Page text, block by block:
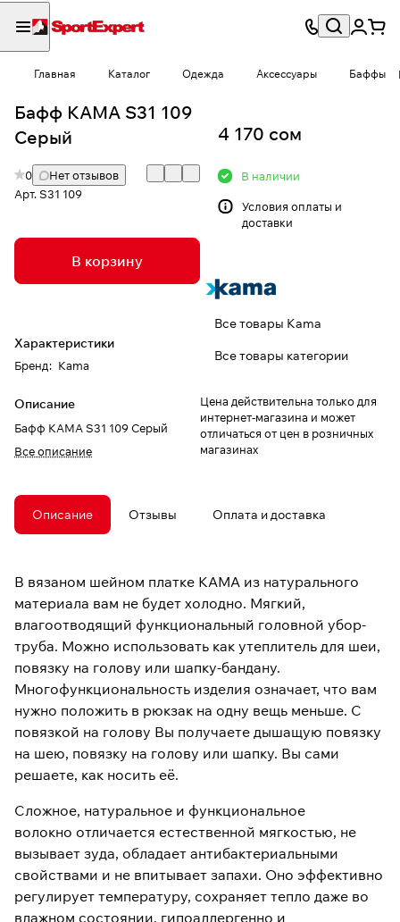
Главная Каталог Одежда Аксессуары Баффы
Бафф КАМА S31 109
Серый
0
Нет отзывов
Арт.S31 109
В корзину
Характеристики
Бренд: Kama
Описание
Бафф КАМА S31 109 Серый
Все описание
4 170 сом
В наличии
Условия оплаты и
доставки
Все товары Kama
Все товары категории
Цена действительна только для
интернет-магазина и может
отличаться от цен в розничных
магазинах
Описание Отзывы Оплата и доставка
В вязаном шейном платке КАМА из натурального
материала вам не будет холодно. Мягкий,
влагоотводящий функциональный головной убор-
труба. Можно использовать как утеплитель для шеи,
повязку на голову или шапку-бандану.
Многофункциональность изделия означает, что вам
нужно положить в рюкзак на одну вещь меньше. С
повязкой на голову Вы получаете дышащую повязку
на шею, повязку на голову или шапку. Вы сами
решаете, как носить её.
Сложное, натуральное и функциональное
волокно отличается естественной мягкостью, не
вызывает зуда, обладает антибактериальными
свойствами и не впитывает запахи. Оно эффективно
регулирует температуру, сохраняет тепло даже во
влажном состоянии, гипоаллергенно и